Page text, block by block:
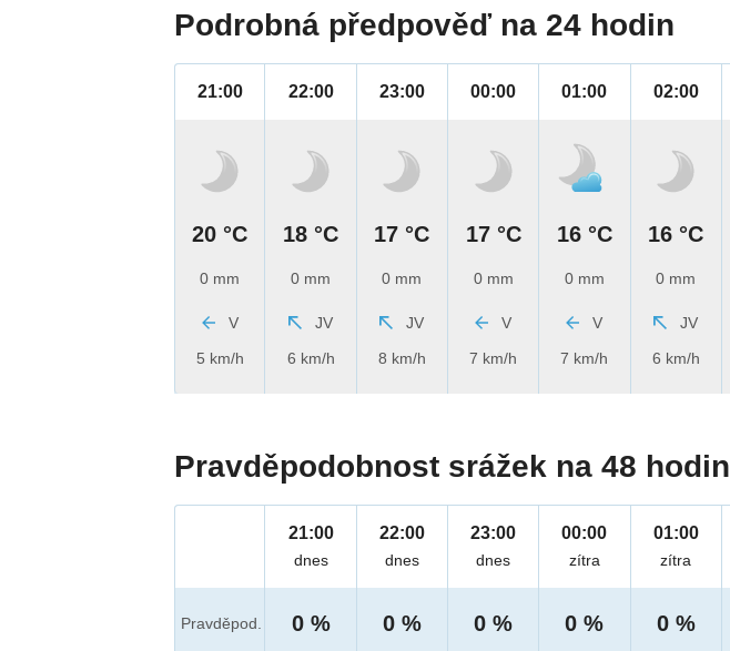
Podrobná předpověď na 24 hodin
21:00
20 °C
0 mm
V
5 km/h
22:00
18 °C
0 mm
JV
6 km/h
23:00
17 °C
0 mm
JV
8 km/h
00:00
17 °C
0 mm
V
7 km/h
01:00
16 °C
0 mm
V
7 km/h
02:00
16 °C
0 mm
JV
6 km/h
Pravděpodobnost srážek na 48 hodin
Pravděpod.
21:00
dnes
0 %
22:00
dnes
0 %
23:00
dnes
0 %
00:00
zítra
0 %
01:00
zítra
0 %